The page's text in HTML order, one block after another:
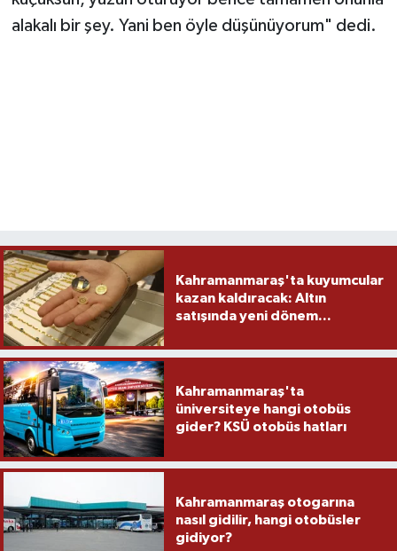
alakalı bir şey. Yani ben öyle düşünüyorum" dedi.
Kahramanmaraş'ta kuyumcular
kazan kaldıracak: Altın
satışında yeni dönem...
Kahramanmaraş'ta
üniversiteye hangi otobüs
gider? KSÜ otobüs hatları
Kahramanmaraş otogarına
nasıl gidilir, hangi otobüsler
gidiyor?